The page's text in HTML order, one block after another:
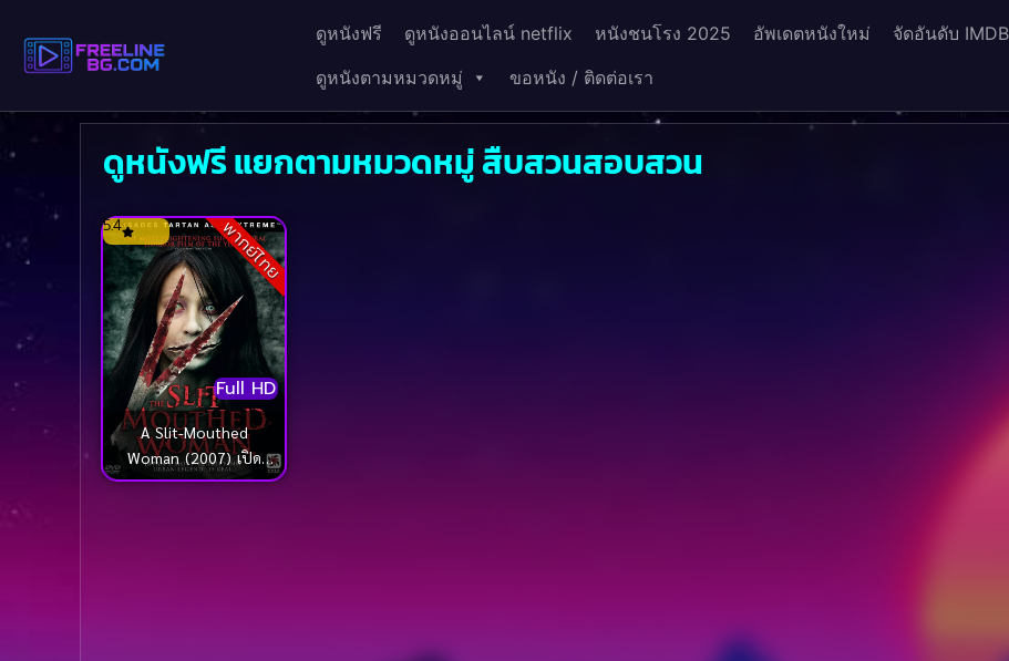
ดูหนังฟรี ดูหนังออนไลน์ netflix หนังชนโรง 2025 อัพเดตหนังใหม่
จัดอันดับ IMDB
ดูหนังตามหมวดหมู่
ขอหนัง / ติดต่อเรา
ดูหนังฟรี แยกตามหมวดหมู่ สืบสวนสอบสวน
พากย์ไทย
Full HD
5.4
A Slit-Mouthed
Woman (2007) เปิด
ตำนานฆ่าเปิดปาก